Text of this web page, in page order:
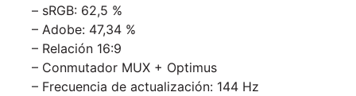
– sRGB: 62,5 %
– Adobe: 47,34 %
– Relación 16:9
– Conmutador MUX + Optimus
– Frecuencia de actualización: 144 Hz